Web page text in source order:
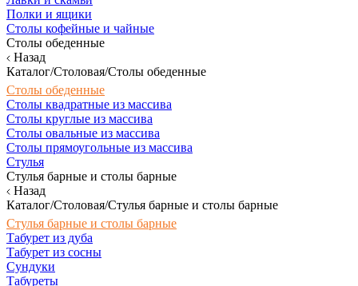
Полки и ящики
Столы кофейные и чайные
Столы обеденные
Назад
Каталог/Столовая/Столы обеденные
Столы обеденные
Столы квадратные из массива
Столы круглые из массива
Столы овальные из массива
Столы прямоугольные из массива
Стулья
Стулья барные и столы барные
Назад
Каталог/Столовая/Стулья барные и столы барные
Стулья барные и столы барные
Табурет из дуба
Табурет из сосны
Сундуки
Табуреты